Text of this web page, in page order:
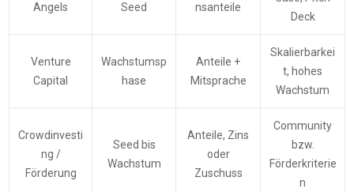
Angels
Seed
nsanteile
Deck
Venture
Capital
Wachstumsp
hase
Anteile +
Mitsprache
Skalierbarkei
t, hohes
Wachstum
Crowdinvesti
ng /
Förderung
Seed bis
Wachstum
Anteile, Zins
oder
Zuschuss
Community
bzw.
Förderkriterie
n